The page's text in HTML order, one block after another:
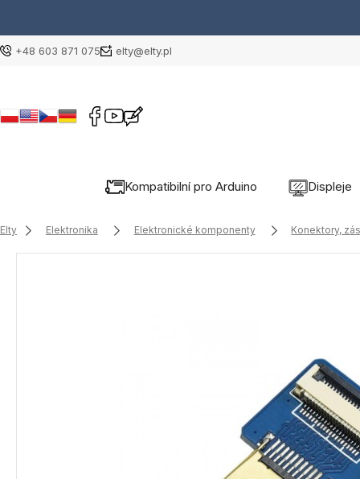
+48 603 871 075 elty@elty.pl
Kompatibilní pro Arduino Displeje
Elty Elektronika Elektronické komponenty Konektory,